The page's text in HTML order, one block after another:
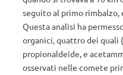
seguito al primo
Questa analisi ha
organici, quattro dei quali
propionaldeide, e
osservati nelle comete